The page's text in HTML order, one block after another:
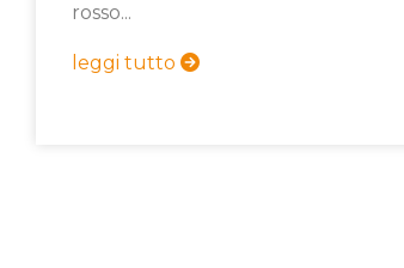
rosso...
leggi tutto